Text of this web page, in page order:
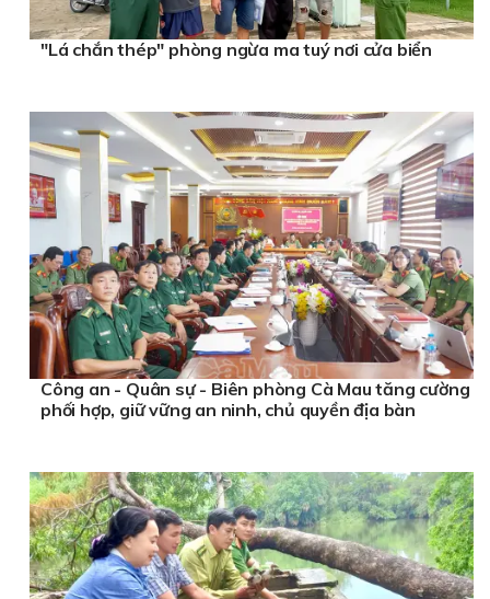
"Lá chắn thép" phòng ngừa ma tuý nơi cửa biển
Công an - Quân sự - Biên phòng Cà Mau tăng cường
phối hợp, giữ vững an ninh, chủ quyền địa bàn